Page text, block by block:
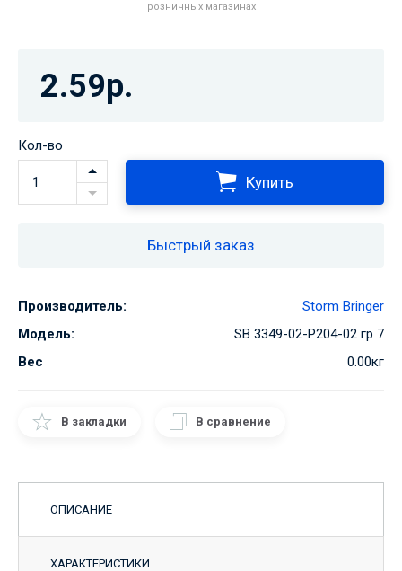
розничных магазинах
2.59р.
Кол-во
Купить
Быстрый заказ
Производитель:
Storm Bringer
Модель:
SB 3349-02-Р204-02 гр 7
Вес
0.00кг
В закладки В сравнение
ОПИСАНИЕ
ХАРАКТЕРИСТИКИ